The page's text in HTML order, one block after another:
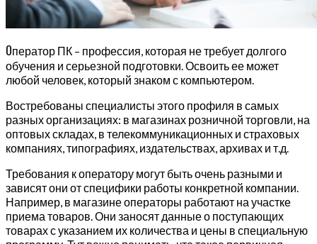
Оператор ПК – профессия, которая не требует долгого
обучения и серьезной подготовки. Освоить ее может
любой человек, который знаком с компьютером.
Востребованы специалисты этого профиля в самых
разных организациях: в магазинах розничной торговли, на
оптовых складах, в телекоммуникационных и страховых
компаниях, типографиях, издательствах, архивах и т.д.
Требования к оператору могут быть очень разными и
зависят они от специфики работы конкретной компании.
Например, в магазине операторы работают на участке
приема товаров. Они заносят данные о поступающих
товарах с указанием их количества и цены в специальную